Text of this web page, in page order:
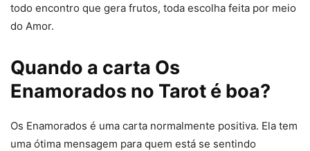
todo encontro que gera frutos, toda escolha feita por meio
do Amor.
Quando a carta Os
Enamorados no Tarot é boa?
Os Enamorados é uma carta normalmente positiva. Ela tem
uma ótima mensagem para quem está se sentindo